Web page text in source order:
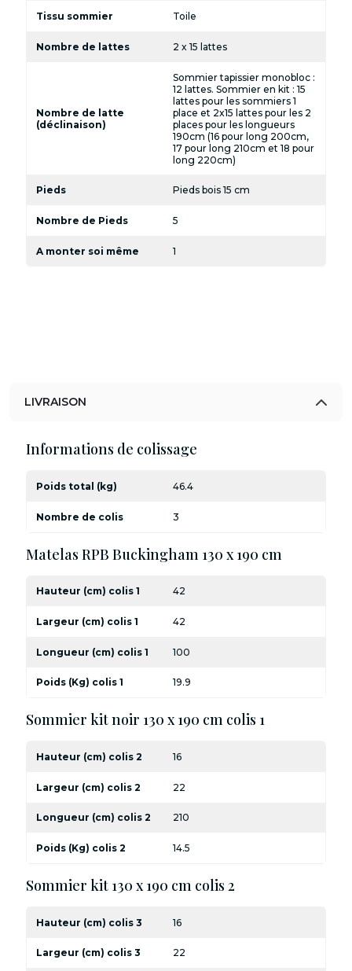
Tissu sommier Toile
Nombre de lattes 2 x 15 lattes
Nombre de latte
(déclinaison)
Sommier tapissier monobloc :
12 lattes. Sommier en kit : 15
lattes pour les sommiers 1
place et 2x15 lattes pour les 2
places pour les longueurs
190cm (16 pour long 200cm,
17 pour long 210cm et 18 pour
long 220cm)
Pieds Pieds bois 15 cm
Nombre de Pieds 5
A monter soi même 1
LIVRAISON
Informations de colissage
Poids total (kg) 46.4
Nombre de colis 3
Matelas RPB Buckingham 130 x 190 cm
Hauteur (cm) colis 1 42
Largeur (cm) colis 1 42
Longueur (cm) colis 1 100
Poids (Kg) colis 1 19.9
Sommier kit noir 130 x 190 cm colis 1
Hauteur (cm) colis 2 16
Largeur (cm) colis 2 22
Longueur (cm) colis 2 210
Poids (Kg) colis 2 14.5
Sommier kit 130 x 190 cm colis 2
Hauteur (cm) colis 3 16
Largeur (cm) colis 3 22